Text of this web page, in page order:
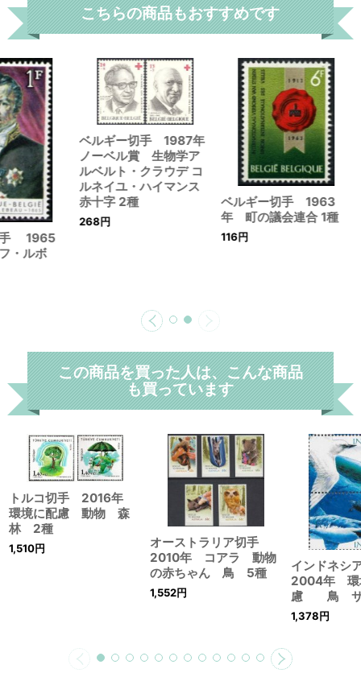
こちらの商品もおすすめです
手 1965
・ルボ
ベルギー切手 1987年
ノーベル賞 生物学ア
ルベルト・クラウデ コ
ルネイユ・ハイマンス
赤十字 2種
268円
ベルギー切手 1963
年 町の議会連合 1種
116円
この商品を買った人は、こんな商品
も買っています
トルコ切手 2016年
環境に配慮 動物 森
林 2種
1,510円
オーストラリア切手
2010年 コアラ 動物
の赤ちゃん 鳥 5種
1,552円
インドネ
2004年 環
慮 鳥 サ
1,378円